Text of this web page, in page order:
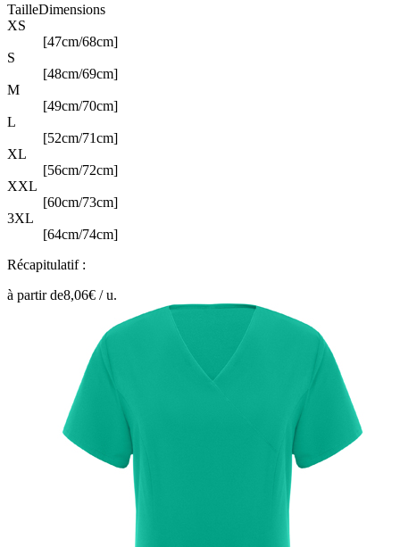
TailleDimensions
XS
[47cm/68cm]
S
[48cm/69cm]
M
[49cm/70cm]
L
[52cm/71cm]
XL
[56cm/72cm]
XXL
[60cm/73cm]
3XL
[64cm/74cm]
Récapitulatif :
à partir de8,06€ /u.